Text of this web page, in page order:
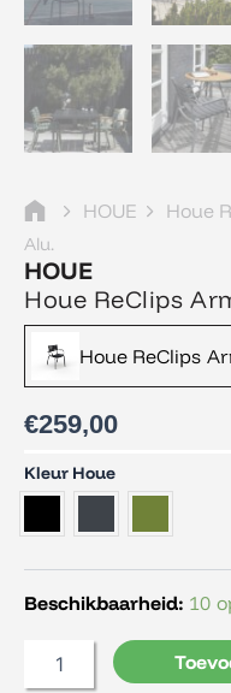
HOUE Houe
Alu.
HOUE
Houe ReClips
Houe ReClips
€259,00
Kleur Houe
Beschikbaarheid: 10
Houe
ReClips
aantal